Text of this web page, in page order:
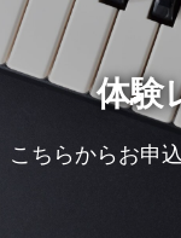
体験
こちらからお申